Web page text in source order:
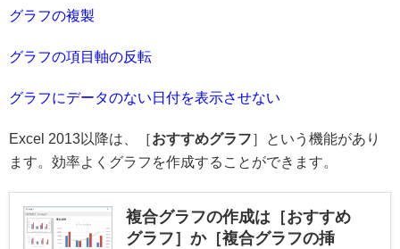
グラフの複製
グラフの項目軸の反転
グラフにデータのない日付を表示させない
Excel 2013以降は、［おすすめグラフ］という機能があり
ます。効率よくグラフを作成することができます。
複合グラフの作成は［おすすめ
グラフ］か［複合グラフの挿